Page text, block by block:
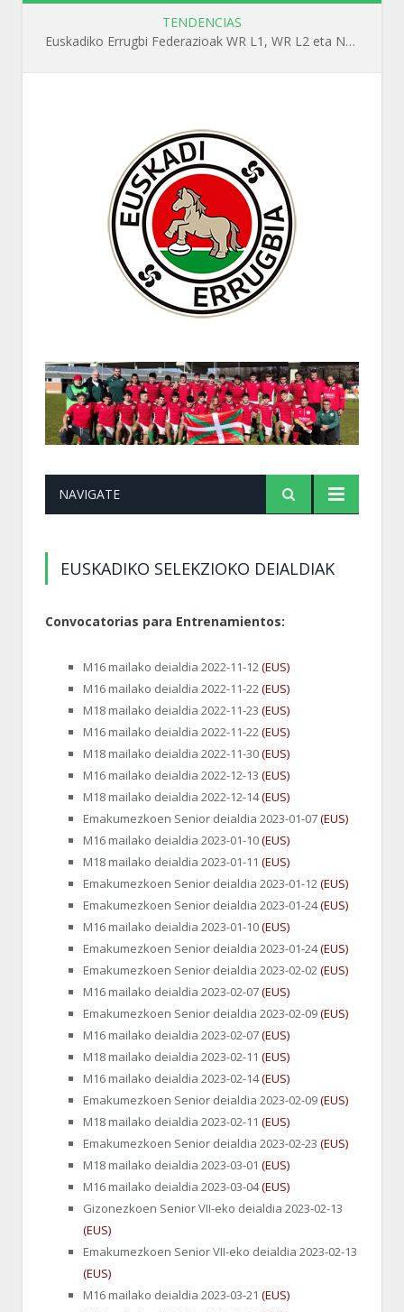
TENDENCIAS
Euskadiko Errugbi Federazioak WR L1, WR L2 eta N1 ikastaroak antolatuko ditu irailean Getxon
NAVIGATE
EUSKADIKO SELEKZIOKO DEIALDIAK
Convocatorias para Entrenamientos:
M16 mailako deialdia 2022-11-12 (EUS)
M16 mailako deialdia 2022-11-22 (EUS)
M18 mailako deialdia 2022-11-23 (EUS)
M16 mailako deialdia 2022-11-22 (EUS)
M18 mailako deialdia 2022-11-30(EUS)
M16 mailako deialdia 2022-12-13 (EUS)
M18 mailako deialdia 2022-12-14(EUS)
Emakumezkoen Senior deialdia 2023-01-07(EUS)
M16 mailako deialdia 2023-01-10(EUS)
M18 mailako deialdia 2023-01-11 (EUS)
Emakumezkoen Senior deialdia 2023-01-12 (EUS)
Emakumezkoen Senior deialdia 2023-01-24(EUS)
M16 mailako deialdia 2023-01-10(EUS)
Emakumezkoen Senior deialdia 2023-01-24(EUS)
Emakumezkoen Senior deialdia 2023-02-02 (EUS)
M16 mailako deialdia 2023-02-07(EUS)
Emakumezkoen Senior deialdia 2023-02-09(EUS)
M16 mailako deialdia 2023-02-07(EUS)
M18 mailako deialdia 2023-02-11 (EUS)
M16 mailako deialdia 2023-02-14(EUS)
Emakumezkoen Senior deialdia 2023-02-09(EUS)
M18 mailako deialdia 2023-02-11 (EUS)
Emakumezkoen Senior deialdia 2023-02-23 (EUS)
M18 mailako deialdia 2023-03-01 (EUS)
M16 mailako deialdia 2023-03-04(EUS)
Gizonezkoen Senior VII-eko deialdia 2023-02-13
(EUS)
Emakumezkoen Senior VII-eko deialdia 2023-02-13
(EUS)
M16 mailako deialdia 2023-03-21 (EUS)